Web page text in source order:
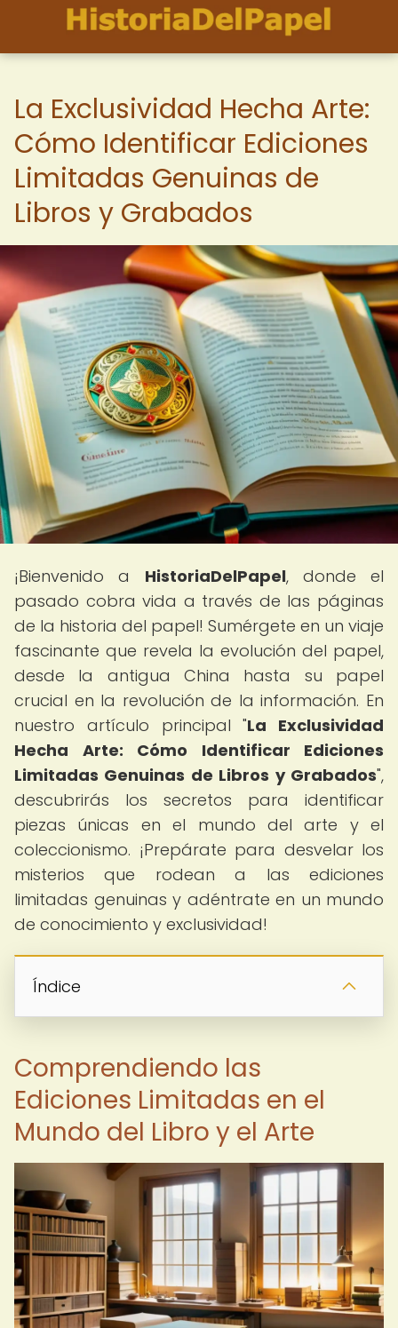
La Exclusividad Hecha Arte:
Cómo Identificar Ediciones
Limitadas Genuinas de
Libros y Grabados
¡Bienvenido a HistoriaDelPapel, donde el
pasado cobra vida a través de las páginas
de la historia del papel! Sumérgete en un viaje
fascinante que revela la evolución del papel,
desde la antigua China hasta su papel
crucial en la revolución de la información. En
nuestro artículo principal "La Exclusividad
Hecha Arte: Cómo Identificar Ediciones
Limitadas Genuinas de Libros y Grabados",
descubrirás los secretos para identificar
piezas únicas en el mundo del arte y el
coleccionismo. ¡Prepárate para desvelar los
misterios que rodean a las ediciones
limitadas genuinas y adéntrate en un mundo
de conocimiento y exclusividad!
Índice
Comprendiendo las
Ediciones Limitadas en el
Mundo del Libro y el Arte